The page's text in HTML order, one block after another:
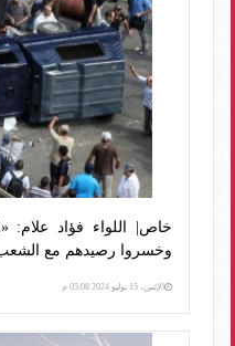
خاص| اللواء فؤاد علام:
وخسروا رصيدهم مع
الإثنين، 15 يوليو 2024 05:08 م